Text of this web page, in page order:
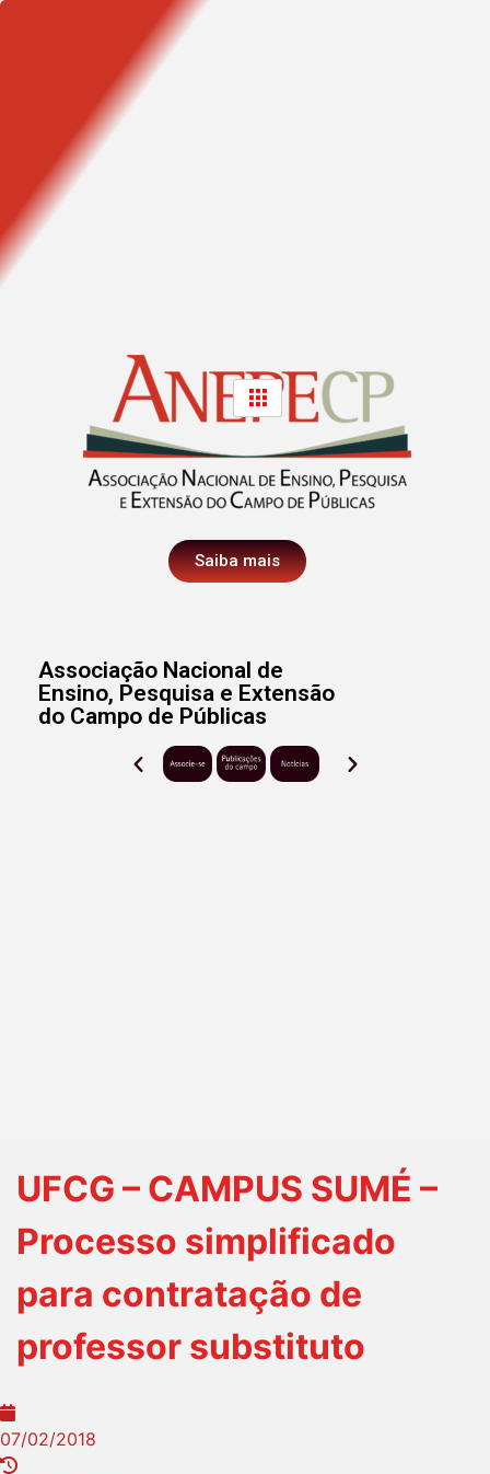
Saiba mais
Associação Nacional de
Ensino, Pesquisa e Extensão
do Campo de Públicas
UFCG – CAMPUS SUMÉ –
Processo simplificado
para contratação de
professor substituto
07/02/2018